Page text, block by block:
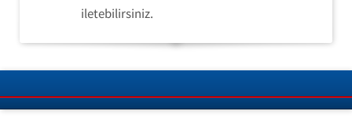
iletebilirsiniz.